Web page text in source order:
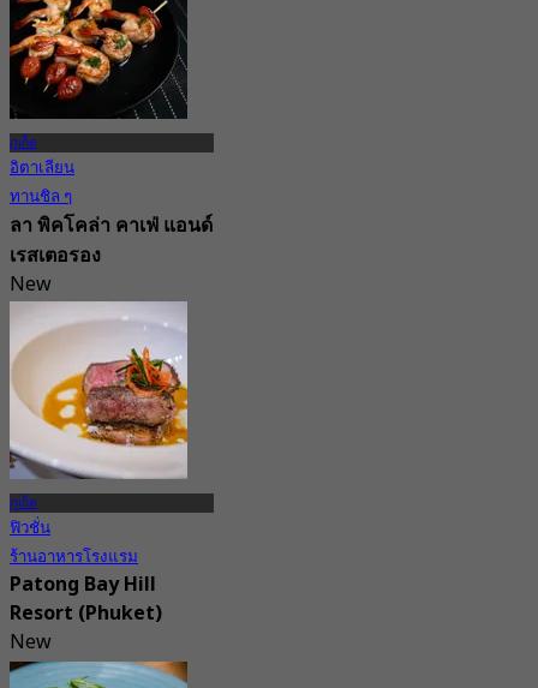
ภูเก็ต
อิตาเลียน
ทานชิล ๆ
ลา พิคโคล่า คาเฟ่ แอนด์
เรสเตอรอง
New
4.6
จาก
ภูเก็ต
ฟิวชั่น
ร้านอาหารโรงแรม
Patong Bay Hill
Resort (Phuket)
New
จาก฿ 595